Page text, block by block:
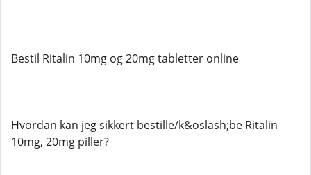
Bestil Ritalin 10mg og 20mg tabletter online
Hvordan kan jeg sikkert bestille/k&oslash;be Ritalin
10mg, 20mg piller?